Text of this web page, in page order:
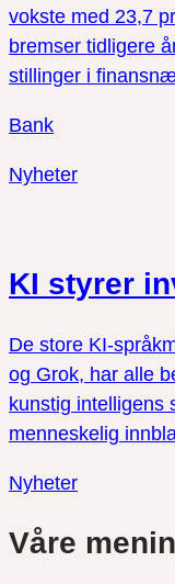
vokste med 23,7
bremser tidligere
stillinger i
Bank
Nyheter
KI styrer
De store KI-
og Grok, har alle
kunstig intelligens
menneskelig
Nyheter
Våre